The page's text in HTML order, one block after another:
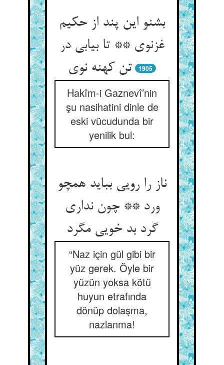
بشنو این پند از حکیم
غزنوی ** تا بیابی در
1905
Hakîm-i Gaznevî’nin
şu nasihatini dinle de
eski vücudunda bir
yenilik bul:
ناز را رویی بباید همچو
ورد ** چون نداری
گرد بد خویی مگرد
“Naz için gül gibi bir
yüz gerek. Öyle bir
yüzün yoksa kötü
huyun etrafında
dönüp dolaşma,
nazlanma!